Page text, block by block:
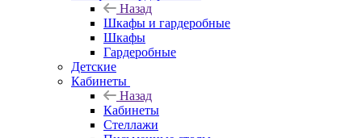
Назад
Шкафы и гардеробные
Шкафы
Гардеробные
Детские
Кабинеты
Назад
Кабинеты
Стеллажи